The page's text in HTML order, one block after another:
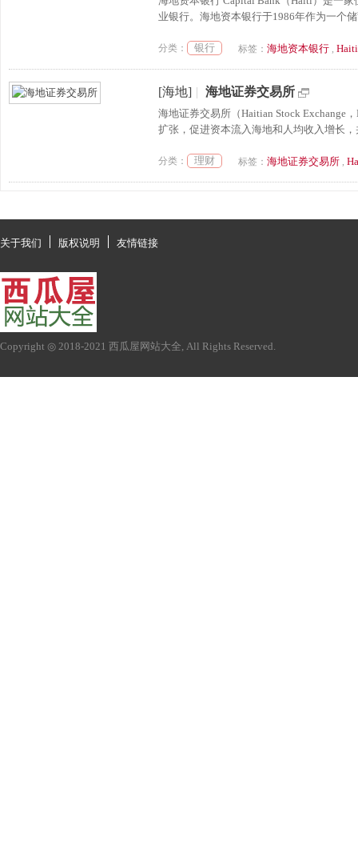
业银行。海地资本银行于1986年作为一个
分类： 银行 标签： 海地资本银行 , Haiti
[海地] | 海地证券交易所
海地证券交易所（Haitian Stock Exchange
扩张，促进资本流入海地和人均收入增长
分类： 理财 标签： 海地证券交易所 ,
关于我们 版权说明 友情链接
Copyright ◎ 2018-2021 西瓜屋网站大全, All Rights Reserved.